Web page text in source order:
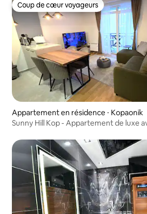
Coup de cœur voyageurs
Coup de cœur voyageurs
Appartement en résidence ⋅ Kopaonik
Sunny Hill Kop - Appartement de luxe